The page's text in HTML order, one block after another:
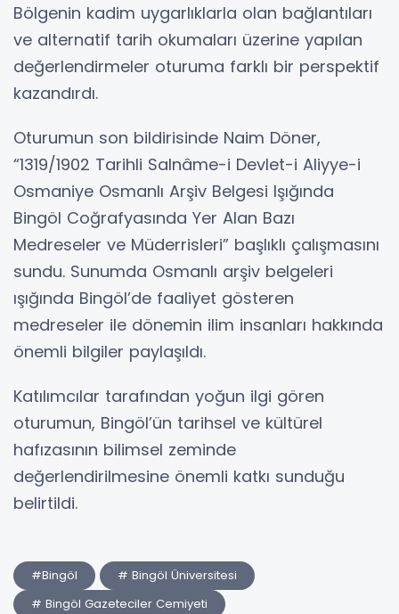
Bölgenin kadim uygarlıklarla olan bağlantıları
ve alternatif tarih okumaları üzerine yapılan
değerlendirmeler oturuma farklı bir perspektif
kazandırdı.
Oturumun son bildirisinde Naim Döner,
“1319/1902 Tarihli Salnâme-i Devlet-i Aliyye-i
Osmaniye Osmanlı Arşiv Belgesi Işığında
Bingöl Coğrafyasında Yer Alan Bazı
Medreseler ve Müderrisleri” başlıklı çalışmasını
sundu. Sunumda Osmanlı arşiv belgeleri
ışığında Bingöl’de faaliyet gösteren
medreseler ile dönemin ilim insanları hakkında
önemli bilgiler paylaşıldı.
Katılımcılar tarafından yoğun ilgi gören
oturumun, Bingöl’ün tarihsel ve kültürel
hafızasının bilimsel zeminde
değerlendirilmesine önemli katkı sunduğu
belirtildi.
#Bingöl
# Bingöl Üniversitesi
# Bingöl Gazeteciler Cemiyeti